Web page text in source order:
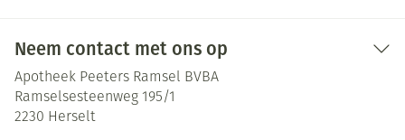
Neem contact met ons op
Apotheek Peeters Ramsel BVBA
Ramselsesteenweg 195/1
2230 Herselt